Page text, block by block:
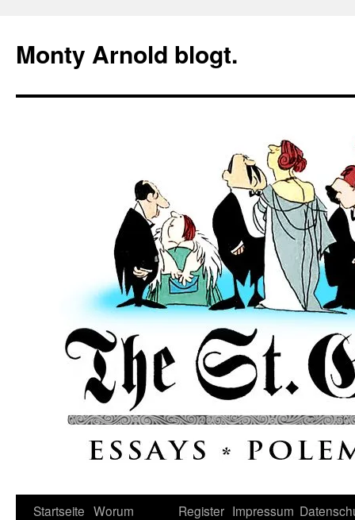
springen
Monty Arnold blogt.
Startseite Worum
Register Impressum